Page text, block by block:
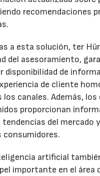
recomendaciones
a esta solución, ter
del asesoramiento,
disponibilidad de
de cliente
los canales. Además, los
proporcionan
tendencias del mercado
consumidores.
artificial
importante en el área